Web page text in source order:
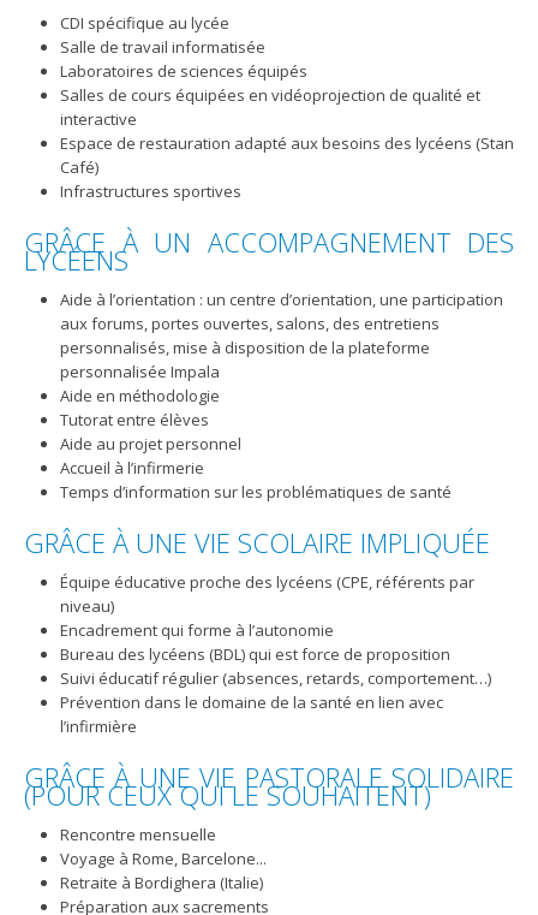
CDI spécifique au lycée
Salle de travail informatisée
Laboratoires de sciences équipés
Salles de cours équipées en vidéoprojection de qualité et
interactive
Espace de restauration adapté aux besoins des lycéens (Stan
Café)
Infrastructures sportives
GRÂCE À UN ACCOMPAGNEMENT DES
LYCÉENS
Aide à l’orientation : un centre d’orientation, une participation
aux forums, portes ouvertes, salons, des entretiens
personnalisés, mise à disposition de la plateforme
personnalisée Impala
Aide en méthodologie
Tutorat entre élèves
Aide au projet personnel
Accueil à l’infirmerie
Temps d’information sur les problématiques de santé
GRÂCE À UNE VIE SCOLAIRE IMPLIQUÉE
Équipe éducative proche des lycéens (CPE, référents par
niveau)
Encadrement qui forme à l’autonomie
Bureau des lycéens (BDL) qui est force de proposition
Suivi éducatif régulier (absences, retards, comportement…)
Prévention dans le domaine de la santé en lien avec
l’infirmière
GRÂCE À UNE VIE PASTORALE SOLIDAIRE
(POUR CEUX QUI LE SOUHAITENT)
Rencontre mensuelle
Voyage à Rome, Barcelone...
Retraite à Bordighera (Italie)
Préparation aux sacrements